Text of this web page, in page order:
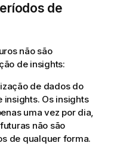
de
não são
de insights:
de dados do
insights. Os insights
uma vez por dia,
não são
de qualquer forma.